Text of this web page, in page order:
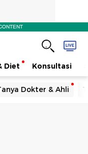
Diet Konsultasi
Dokter & Ahli